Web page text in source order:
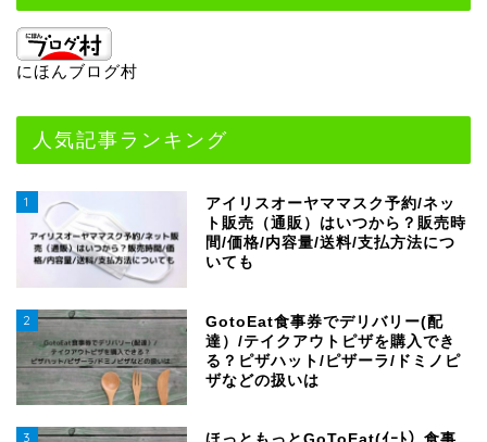
にほんブログ村
人気記事ランキング
1
アイリスオーヤママスク予約/ネッ
ト販売（通販）はいつから？販売時
間/価格/内容量/送料/支払方法につ
いても
2
GotoEat食事券でデリバリー(配
達）/テイクアウトピザを購入でき
る？ピザハット/ピザーラ/ドミノピ
ザなどの扱いは
3